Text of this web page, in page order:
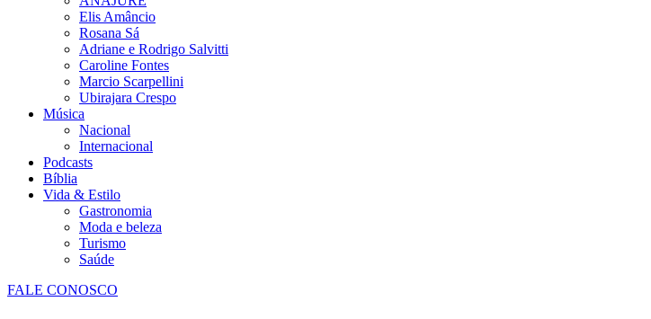
Elis Amâncio
Rosana Sá
Adriane e Rodrigo Salvitti
Caroline Fontes
Marcio Scarpellini
Ubirajara Crespo
Música
Nacional
Internacional
Podcasts
Bíblia
Vida & Estilo
Gastronomia
Moda e beleza
Turismo
Saúde
FALE CONOSCO